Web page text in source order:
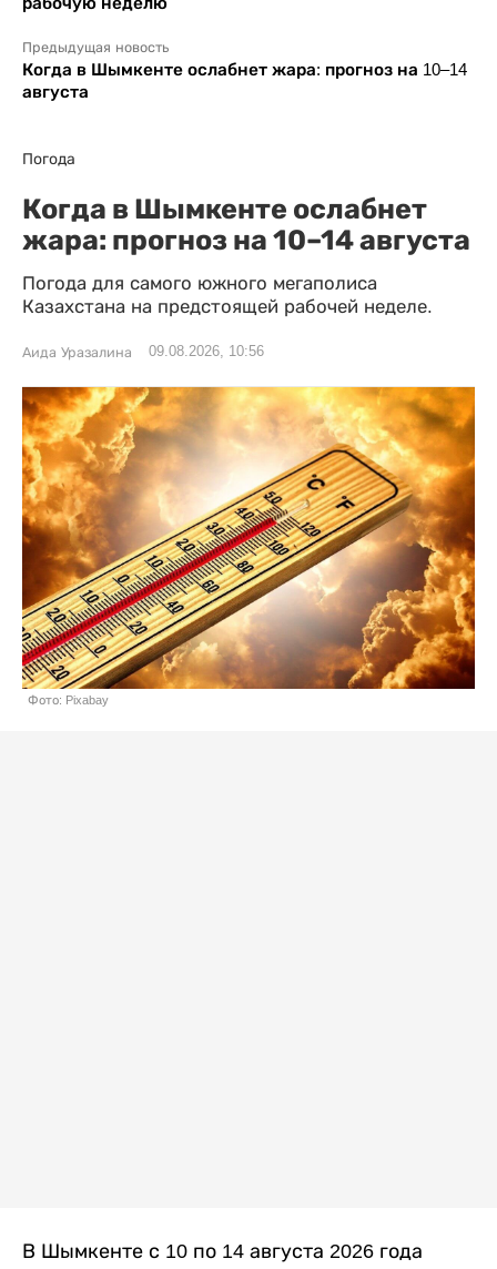
Предыдущая новость
Когда в Шымкенте ослабнет жара: прогноз на 10–14
августа
Погода
Когда в Шымкенте ослабнет
жара: прогноз на 10–14 августа
Погода для самого южного мегаполиса
Казахстана на предстоящей рабочей неделе.
Аида Уразалина 09.08.2026, 10:56
Фото: Pixabay
В Шымкенте с 10 по 14 августа 2026 года